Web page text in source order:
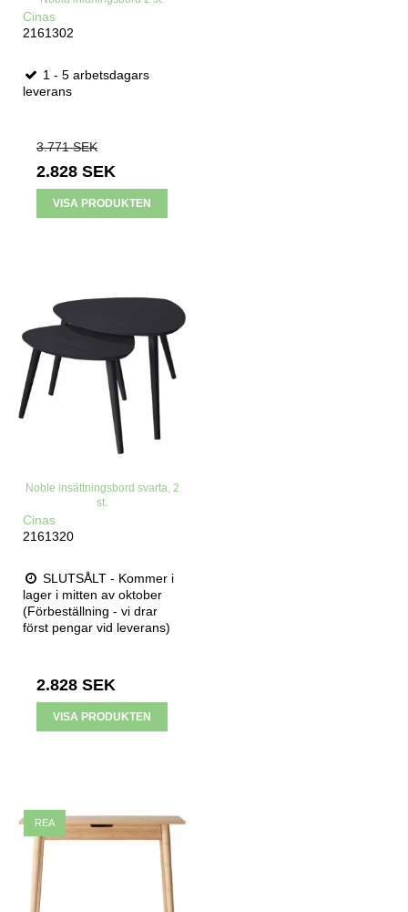
Cinas
2161302
1 - 5 arbetsdagars
leverans
3.771 SEK
2.828 SEK
VISA PRODUKTEN
Noble insättningsbord svarta, 2
st.
Cinas
2161320
SLUTSÅLT - Kommer i
lager i mitten av oktober
(Förbeställning - vi drar
först pengar vid leverans)
2.828 SEK
VISA PRODUKTEN
REA